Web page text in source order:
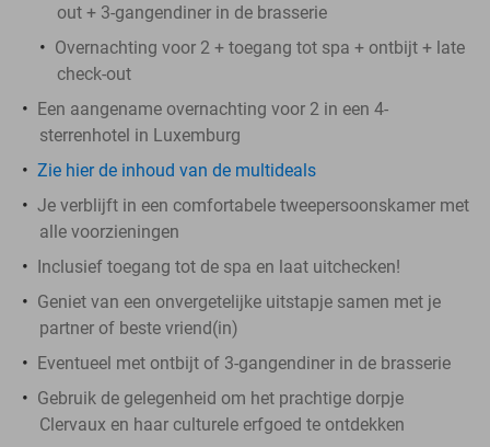
out + 3-gangendiner in de brasserie
Overnachting voor 2 + toegang tot spa + ontbijt + late
check-out
Een aangename overnachting voor 2 in een 4-
sterrenhotel in Luxemburg
Zie hier de inhoud van de multideals
Je verblijft in een comfortabele tweepersoonskamer met
alle voorzieningen
Inclusief toegang tot de spa en laat uitchecken!
Geniet van een onvergetelijke uitstapje samen met je
partner of beste vriend(in)
Eventueel met ontbijt of 3-gangendiner in de brasserie
Gebruik de gelegenheid om het prachtige dorpje
Clervaux en haar culturele erfgoed te ontdekken